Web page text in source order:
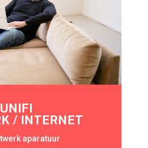
UNIFI
/ INTERNET
aparatuur